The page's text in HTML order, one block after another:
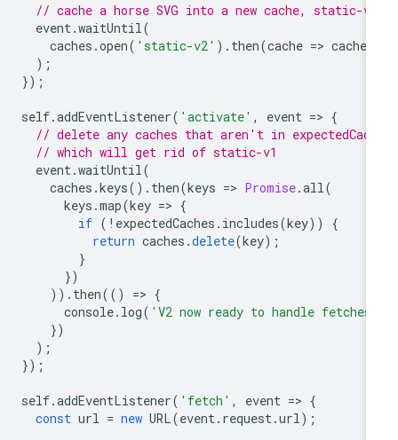
// cache a horse SVG into a new cache, static-v2
event.waitUntil
caches.open('static-v2').then(cache => cache
self.addEventListener('activate', event =
// delete any caches that aren't in
// which will get rid of static-v1
event.waitUntil
caches.keys ().then(keys => Promise.all
keys.map( key =
if (!expectedCaches.includes(key ))
return caches.delete(key
)).then (() =
console.log('V2 now ready to handle
self.addEventListener('fetch', event =
const
url = new URL(event.request.url